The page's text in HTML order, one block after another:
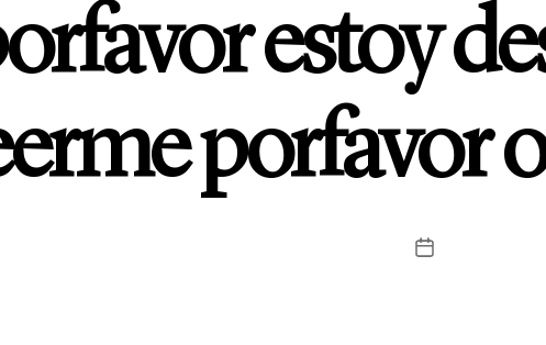
estoy
porfavor